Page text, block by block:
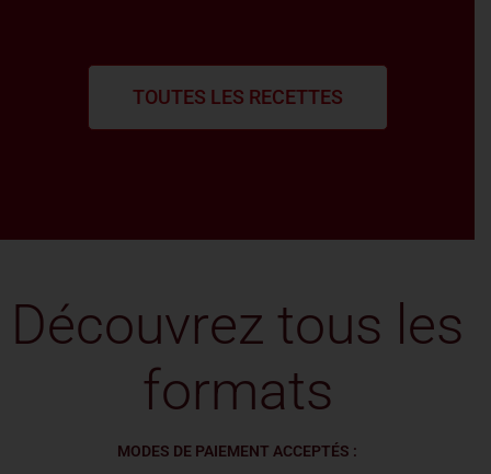
TOUTES LES RECETTES
Découvrez tous les
formats
MODES DE PAIEMENT ACCEPTÉS :